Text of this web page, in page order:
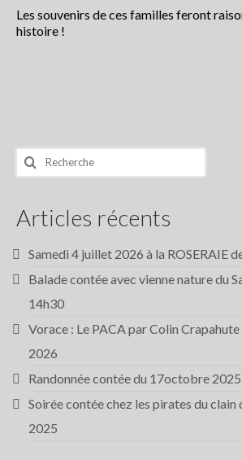
article de presse2018
Les souvenirs de ces familles feront
histoire !
Rechercher
Articles récents
Samedi 4 juillet 2026 à la ROSERAIE
Balade contée avec vienne nature du
14h30
Vorace : Le PACA par Colin
2026
Randonnée contée du 17octobre 2025
Soirée contée chez les pirates du
2025